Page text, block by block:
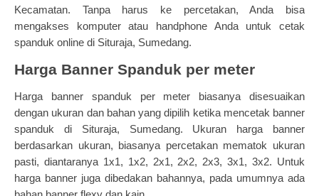
Kecamatan. Tanpa harus ke percetakan, Anda bisa
mengakses komputer atau handphone Anda untuk cetak
spanduk online di Situraja, Sumedang.
Harga Banner Spanduk per meter
Harga banner spanduk per meter biasanya disesuaikan
dengan ukuran dan bahan yang dipilih ketika mencetak banner
spanduk di Situraja, Sumedang. Ukuran harga banner
berdasarkan ukuran, biasanya percetakan mematok ukuran
pasti, diantaranya 1x1, 1x2, 2x1, 2x2, 2x3, 3x1, 3x2. Untuk
harga banner juga dibedakan bahannya, pada umumnya ada